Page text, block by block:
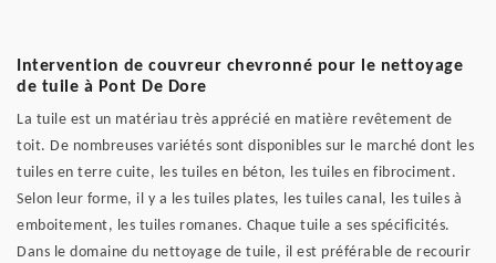
Intervention de couvreur chevronné pour le nettoyage
de tuile à Pont De Dore
La tuile est un matériau très apprécié en matière revêtement de
toit. De nombreuses variétés sont disponibles sur le marché dont les
tuiles en terre cuite, les tuiles en béton, les tuiles en fibrociment.
Selon leur forme, il y a les tuiles plates, les tuiles canal, les tuiles à
emboitement, les tuiles romanes. Chaque tuile a ses spécificités.
Dans le domaine du nettoyage de tuile, il est préférable de recourir